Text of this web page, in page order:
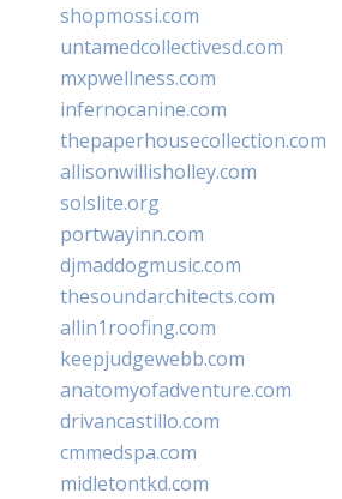
shopmossi.com
untamedcollectivesd.com
mxpwellness.com
infernocanine.com
thepaperhousecollection.com
allisonwillisholley.com
solslite.org
portwayinn.com
djmaddogmusic.com
thesoundarchitects.com
allin1roofing.com
keepjudgewebb.com
anatomyofadventure.com
drivancastillo.com
cmmedspa.com
midletontkd.com